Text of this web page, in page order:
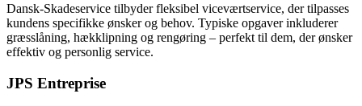
Dansk-Skadeservice tilbyder fleksibel viceværtservice, der tilpasses
kundens specifikke ønsker og behov. Typiske opgaver inkluderer
græsslåning, hækklipning og rengøring – perfekt til dem, der ønsker
effektiv og personlig service.
JPS Entreprise